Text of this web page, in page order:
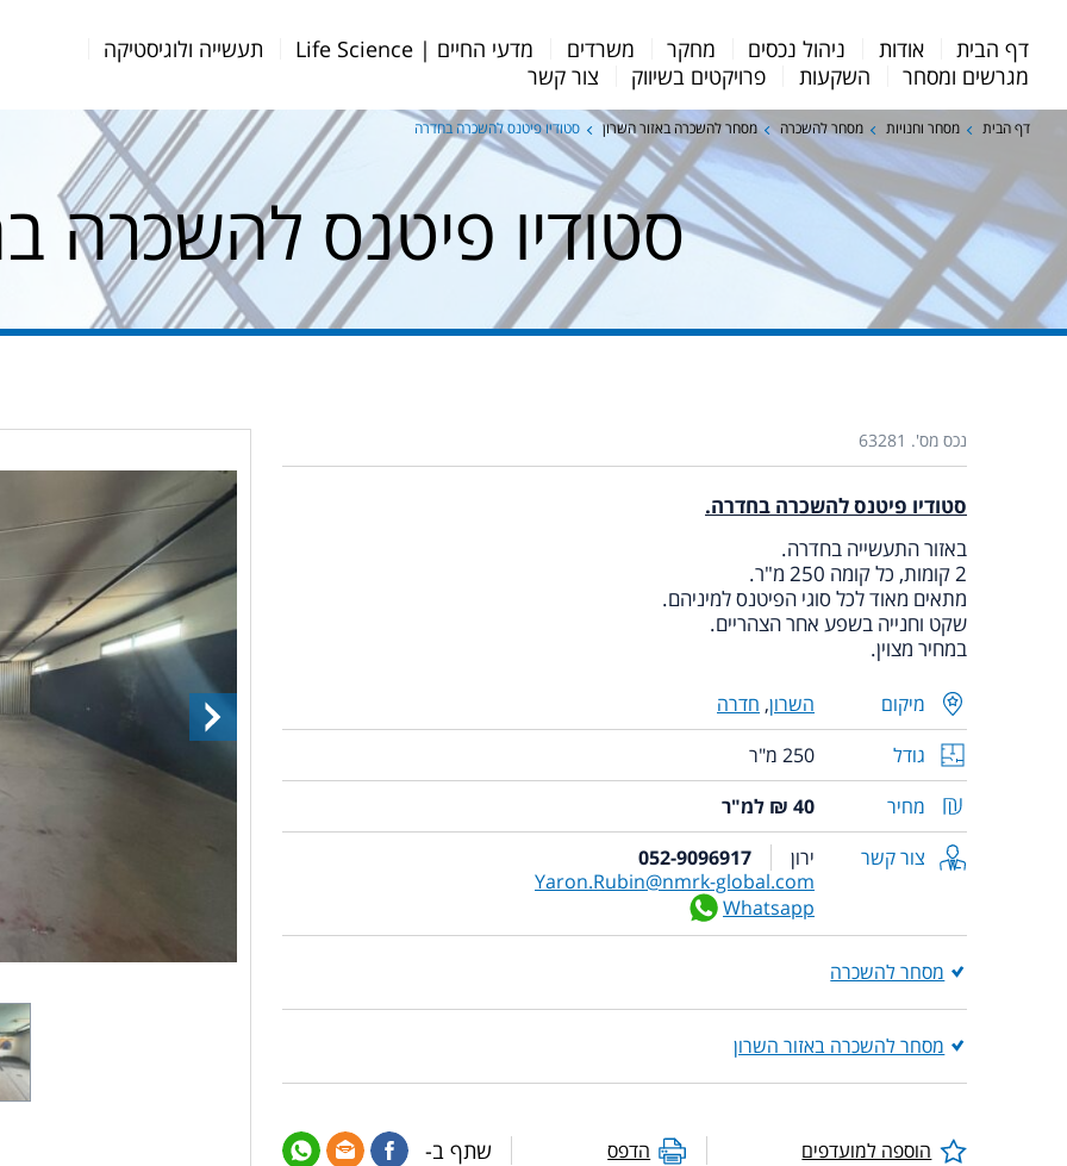
Menu
Bar
דף הבית אודות ניהול נכסים מחקר משרדים מדעי החיים | Life Science
תעשייה ולוגיסטיקה
מגרשים ומסחר
השקעות פרויקטים בשיווק צור קשר
דף הבית מסחר וחנויות מסחר להשכרה מסחר להשכרה באזור השרון סטודיו פיטנס להשכרה בחדרה
סטודיו פיטנס להשכרה
נכס מס'. 63281
סטודיו פיטנס להשכרה בחדרה.
באזור התעשייה בחדרה.
2 קומות, כל קומה 250 מ"ר.
מתאים מאוד לכל סוגי הפיטנס למיניהם.
שקט וחנייה בשפע אחר הצהריים.
במחיר מצוין.
מיקום השרון, חדרה
גודל
250 מ"ר
מחיר
40 ₪ למ"ר
צור קשר
ירון
052-9096917
Yaron.Rubin@nmrk-global.com
Whatsapp
מסחר להשכרה
מסחר להשכרה באזור השרון
הוספה למועדפים הדפס שתף ב-